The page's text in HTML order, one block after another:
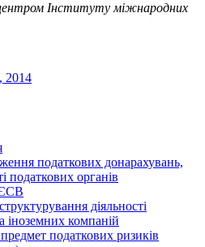
Інституту міжнародних
2014
податкових донарахувань,
податкових органів
діяльності
іноземних компаній
податкових ризиків